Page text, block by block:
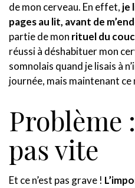
de mon cerveau. En effet, je
pages au lit, avant de
partie de mon rituel du
réussi à déshabituer mon
somnolais quand je lisais à
journée, mais maintenant ce
Problème
pas vite
Et ce n’est pas grave !